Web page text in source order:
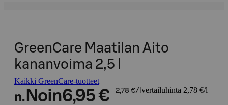
GreenCare Maatilan Aito
kananvoima 2,5 l
Kaikki GreenCare-tuotteet
n. Noin6,95 € 2,78 €/l vertailuhinta 2,78 €/l